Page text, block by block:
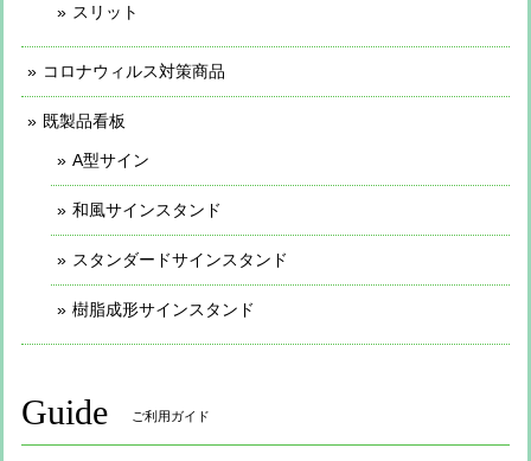
スリット
コロナウィルス対策商品
既製品看板
A型サイン
和風サインスタンド
スタンダードサインスタンド
樹脂成形サインスタンド
Guide ご利用ガイド